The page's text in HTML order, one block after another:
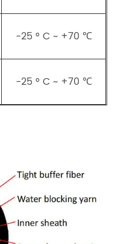
-25 ° C ~ +70 ℃
-25 ° C ~ +70 ℃